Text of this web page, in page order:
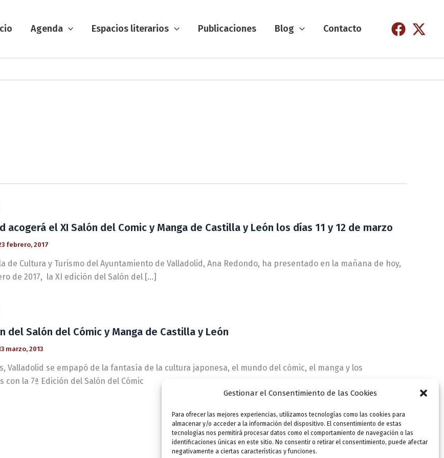
Gestionar el Consentimiento de las Cookies
Para ofrecer las mejores experiencias, utilizamos tecnologías como las cookies para
almacenar y/o acceder a la información del dispositivo. El consentimiento de estas
tecnologías nos permitirá procesar datos como el comportamiento de navegación o las
identificaciones únicas en este sitio. No consentir o retirar el consentimiento, puede afectar
negativamente a ciertas características y funciones.
Agenda Espacios literarios Publicaciones Blog Contacto
acogerá el XI Salón del Comic y Manga de Castilla y León los días 11 y 12 de marzo
febrero, 2017
de Cultura y Turismo del Ayuntamiento de Valladolid, Ana Redondo, ha presentado en la mañana de hoy,
de 2017, la XI edición del Salón del […]
del Salón del Cómic y Manga de Castilla y León
marzo, 2013
Valladolid se empapó de la fantasía de la cultura japonesa, el mundo del cómic, el manga y los
con la 7ª Edición del Salón del Cómic